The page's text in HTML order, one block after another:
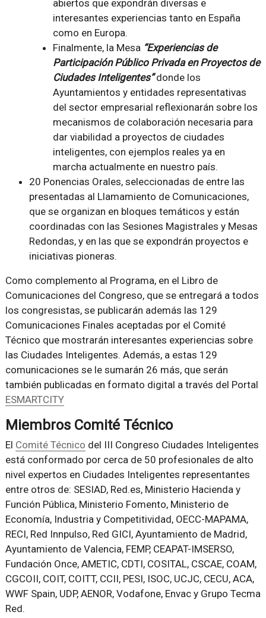
abiertos que expondrán diversas e
interesantes experiencias tanto en España
como en Europa.
Finalmente, la Mesa “Experiencias de
Participación Público Privada en Proyectos de
Ciudades Inteligentes”donde los
Ayuntamientos y entidades representativas
del sector empresarial reflexionarán sobre los
mecanismos de colaboración necesaria para
dar viabilidad a proyectos de ciudades
inteligentes, con ejemplos reales ya en
marcha actualmente en nuestro país.
20 Ponencias Orales, seleccionadas de entre las
presentadas al Llamamiento de Comunicaciones,
que se organizan en bloques temáticos y están
coordinadas con las Sesiones Magistrales y Mesas
Redondas, y en las que se expondrán proyectos e
iniciativas pioneras.
Como complemento al Programa, en el Libro de
Comunicaciones del Congreso, que se entregará a todos
los congresistas, se publicarán además las 129
Comunicaciones Finales aceptadas por el Comité
Técnico que mostrarán interesantes experiencias sobre
las Ciudades Inteligentes. Además, a estas 129
comunicaciones se le sumarán 26 más, que serán
también publicadas en formato digital a través del Portal
ESMARTCITY
Miembros Comité Técnico
El Comité Técnico del III Congreso Ciudades Inteligentes
está conformado por cerca de 50 profesionales de alto
nivel expertos en Ciudades Inteligentes representantes
entre otros de: SESIAD, Red.es, Ministerio Hacienda y
Función Pública, Ministerio Fomento, Ministerio de
Economía, Industria y Competitividad, OECC-MAPAMA,
RECI, Red Innpulso, Red GICI, Ayuntamiento de Madrid,
Ayuntamiento de Valencia, FEMP, CEAPAT-IMSERSO,
Fundación Once, AMETIC, CDTI, COSITAL, CSCAE, COAM,
CGCOII, COIT, COITT, CCII, PESI, ISOC, UCJC, CECU, ACA,
WWF Spain, UDP, AENOR, Vodafone, Envac y Grupo Tecma
Red.